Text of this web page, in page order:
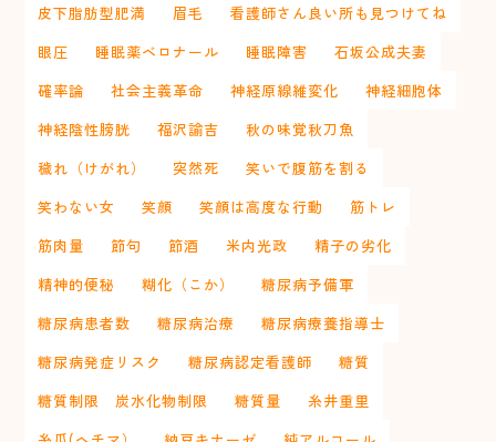
皮下脂肪型肥満
眉毛
看護師さん良い所も見つけてね
眼圧
睡眠薬ベロナール 睡眠障害
石坂公成夫妻
確率論
社会主義革命 神経原線維変化
神経細胞体
神経陰性膀胱
福沢諭吉
秋の味覚秋刀魚
穢れ（けがれ）
突然死
笑いで腹筋を割る
笑わない女
笑顔 笑顔は高度な行動
筋トレ
筋肉量
節句 節酒 米内光政
精子の劣化
精神的便秘
糊化（こか）
糖尿病予備軍
糖尿病患者数
糖尿病治療
糖尿病療養指導士
糖尿病発症リスク
糖尿病認定看護師
糖質
糖質制限 炭水化物制限
糖質量
糸井重里